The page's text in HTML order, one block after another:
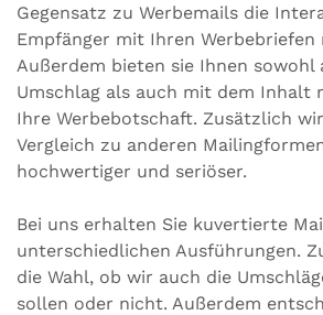
Gegensatz zu Werbemails die
Empfänger mit Ihren Werbebriefen
Außerdem bieten sie Ihnen sowohl
Umschlag als auch mit dem Inhalt
Ihre Werbebotschaft. Zusätzlich
Vergleich zu anderen
hochwertiger und seriöser.
Bei uns erhalten Sie kuvertierte
unterschiedlichen Ausführungen.
die Wahl, ob wir auch die
sollen oder nicht. Außerdem